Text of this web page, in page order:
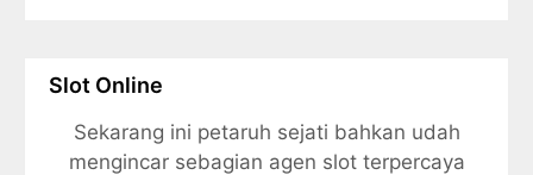
Slot Online
Sekarang ini petaruh sejati bahkan udah
mengincar sebagian agen slot terpercaya